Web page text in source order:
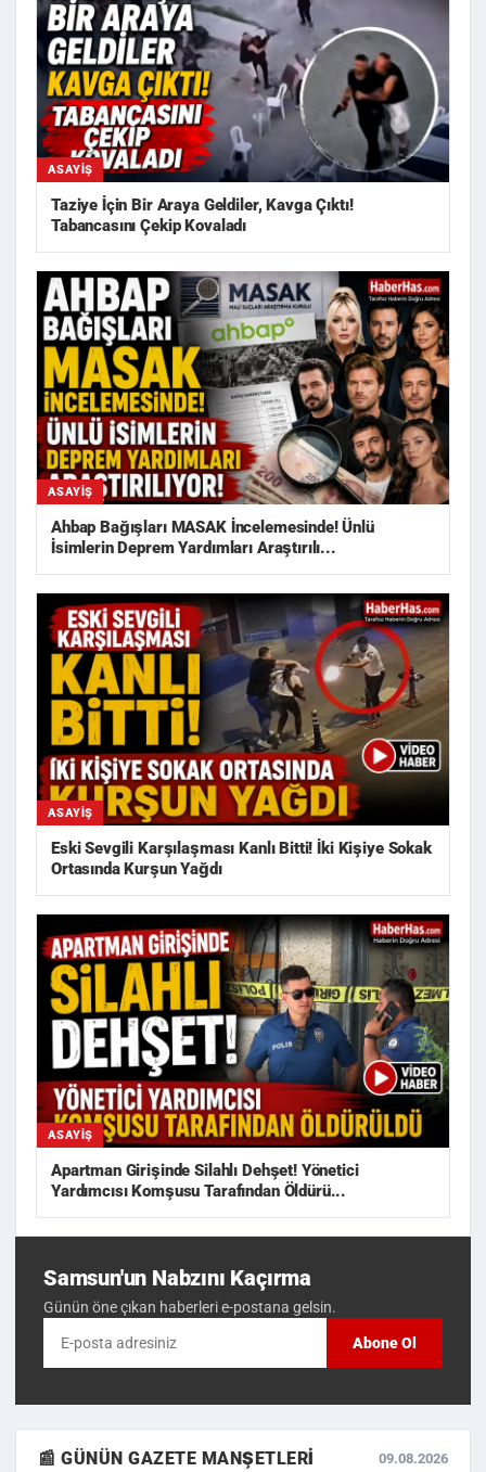
ASAYIŞ
Taziye İçin Bir Araya Geldiler, Kavga Çıktı!
Tabancasını Çekip Kovaladı
ASAYIŞ
Ahbap Bağışları MASAK İncelemesinde! Ünlü
İsimlerin Deprem Yardımları Araştırılı...
ASAYIŞ
Eski Sevgili Karşılaşması Kanlı Bitti! İki Kişiye Sokak
Ortasında Kurşun Yağdı
ASAYIŞ
Apartman Girişinde Silahlı Dehşet! Yönetici
Yardımcısı Komşusu Tarafından Öldürü...
Samsun'un Nabzını Kaçırma
Günün öne çıkan haberleri e-postana gelsin.
Abone Ol
📰 GÜNÜN GAZETE MANŞETLERI 09.08.2026